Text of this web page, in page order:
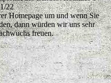
22
Homepage um und wenn Sie
dann würden wir uns sehr
freuen.